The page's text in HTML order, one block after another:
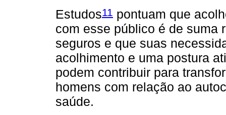
Estudos11 pontuam que
com esse público é de suma
seguros e que suas
acolhimento e uma postura
podem contribuir para
homens com relação ao
saúde.